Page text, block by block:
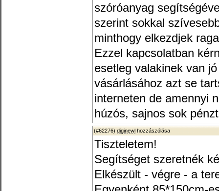
szóróanyag
szerint sokkal
minthogy elkezdjek
Ezzel kapcsolatban
esetleg valakinek van
vásárlásához azt se
interneten de amennyi
húzós, sajnos sok
(#62276) diginewl hozzászólása
Tiszteletem!
Segítséget szeretnék
Elkészült - végre - a